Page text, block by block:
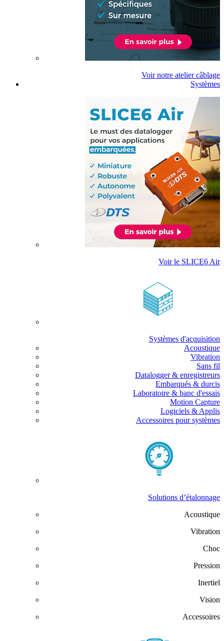
Voir notre atelier câblage
Systèmes
Voir le SLICE6 Air
Systèmes d'acquisition
Acoustique
Vibration
Sans fil
Datalogger & enregistreurs
Embarqués & durcis
Laboratoire & banc d'essais
Motion Capture
Logiciels & Applis
Accessoires pour systèmes
Solutions d’étalonnage
Acoustique
Vibration
Choc
Pression
Inertiel
Vision
Accessoires